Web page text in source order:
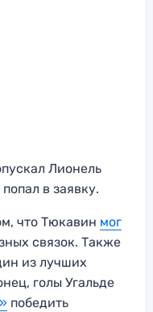
Лионель
в заявку.
что Тюкавин мог
связок. Также
из лучших
голы Угальде
победить